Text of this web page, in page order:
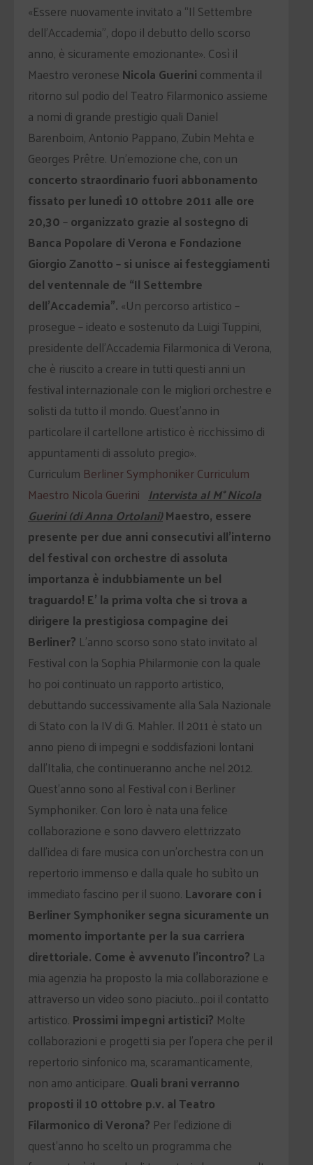
«Essere nuovamente invitato a “Il Settembre
dell’Accademia”, dopo il debutto dello scorso
anno, è sicuramente emozionante». Così il
Maestro veronese Nicola Guerini commenta il
ritorno sul podio del Teatro Filarmonico assieme
a nomi di grande prestigio quali Daniel
Barenboim, Antonio Pappano, Zubin Mehta e
Georges Prêtre. Un’emozione che, con un
concerto straordinario fuori abbonamento
fissato per lunedì 10 ottobre 2011 alle ore
20,30–organizzato grazie al sostegno di
Banca Popolare di Verona e Fondazione
Giorgio Zanotto – si unisce ai festeggiamenti
del ventennale de “Il Settembre
dell’Accademia”. «Un percorso artistico –
prosegue – ideato e sostenuto da Luigi Tuppini,
presidente dell’Accademia Filarmonica di Verona,
che è riuscito a creare in tutti questi anni un
festival internazionale con le migliori orchestre e
solisti da tutto il mondo. Quest’anno in
particolare il cartellone artistico è ricchissimo di
appuntamenti di assoluto pregio».
Curriculum Berliner SymphonikerCurriculum
Maestro Nicola Guerini Intervista al M° Nicola
Guerini (di Anna Ortolani)Maestro, essere
presente per due anni consecutivi all’interno
del festival con orchestre di assoluta
importanza è indubbiamente un bel
traguardo! E’ la prima volta che si trova a
dirigere la prestigiosa compagine dei
Berliner? L’anno scorso sono stato invitato al
Festival con la Sophia Philarmonie con la quale
ho poi continuato un rapporto artistico,
debuttando successivamente alla Sala Nazionale
di Stato con la IV di G. Mahler. Il 2011 è stato un
anno pieno di impegni e soddisfazioni lontani
dall’Italia, che continueranno anche nel 2012.
Quest’anno sono al Festival con i Berliner
Symphoniker. Con loro è nata una felice
collaborazione e sono davvero elettrizzato
dall’idea di fare musica con un’orchestra con un
repertorio immenso e dalla quale ho subìto un
immediato fascino per il suono. Lavorare con i
Berliner Symphoniker segna sicuramente un
momento importante per la sua carriera
direttoriale. Come è avvenuto l’incontro? La
mia agenzia ha proposto la mia collaborazione e
attraverso un video sono piaciuto…poi il contatto
artistico. Prossimi impegni artistici? Molte
collaborazioni e progetti sia per l’opera che per il
repertorio sinfonico ma, scaramanticamente,
non amo anticipare. Quali brani verranno
proposti il 10 ottobre p.v. al Teatro
Filarmonico di Verona? Per l’edizione di
quest’anno ho scelto un programma che